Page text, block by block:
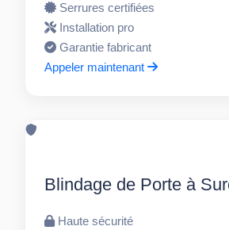
Serrures certifiées
Installation pro
Garantie fabricant
Appeler maintenant
Blindage de Porte à
Haute sécurité